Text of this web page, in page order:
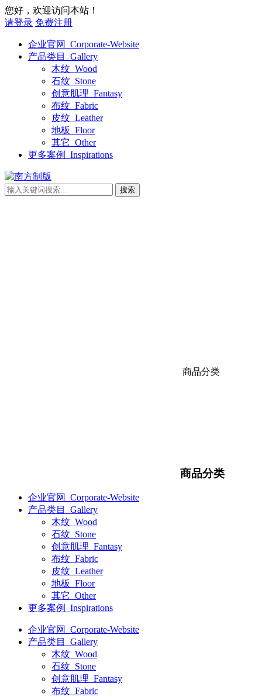
您好，欢迎访问本站！
请登录 免费注册
企业官网_Corporate-Website
产品类目_Gallery
木纹_Wood
石纹_Stone
创意肌理_Fantasy
布纹_Fabric
皮纹_Leather
地板_Floor
其它_Other
更多案例_Inspirations
商品分类
商品分类
企业官网_Corporate-Website
产品类目_Gallery
木纹_Wood
石纹_Stone
创意肌理_Fantasy
布纹_Fabric
皮纹_Leather
地板_Floor
其它_Other
更多案例_Inspirations
企业官网_Corporate-Website
产品类目_Gallery
木纹_Wood
石纹_Stone
创意肌理_Fantasy
布纹_Fabric